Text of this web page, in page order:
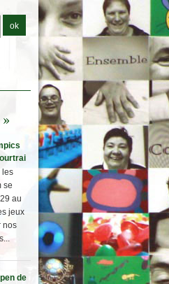
les
se
au
jeux
nos
de